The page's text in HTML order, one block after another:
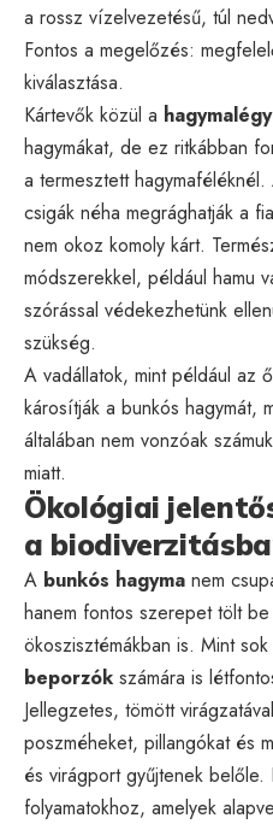
a rossz vízelvezetésű, túl
Fontos a megelőzés:
kiválasztása.
Kártevők közül a hagymalégy
hagymákat, de ez ritkábban
a termesztett
csigák néha megrághatják a
nem okoz komoly kárt.
módszerekkel, például hamu
szórással védekezhetünk
szükség.
A vadállatok, mint például az
károsítják a bunkós hagymát,
általában nem vonzóak
miatt.
Ökológiai
a
A bunkós hagyma nem
hanem fontos szerepet tölt
ökoszisztémákban is. Mint
beporzók számára is
Jellegzetes, tömött
poszméheket, pillangókat és
és virágport gyűjtenek
folyamatokhoz, amelyek